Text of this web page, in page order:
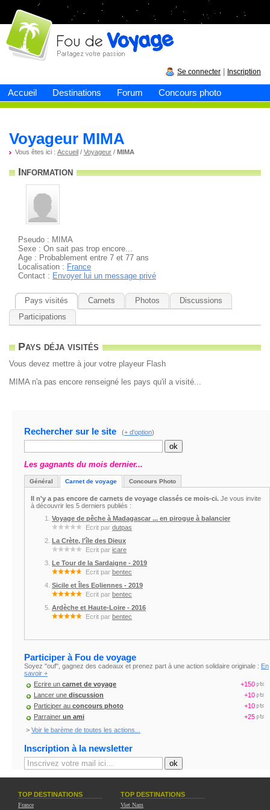
Accueil Destinations Forum Concours photo
Fou devoyage
Se connecter Inscription
Voyageur MIMA
Vous êtes ici : Accueil / Voyageur / MIMA
Information
Pseudo : MIMA
Sexe : On sait pas trop encore...
Age : Probablement entre 7 et 77 ans
Localisation : France
Contact : Envoyer lui un message privé
Pays visités Carnets Photos
Discussions
Participations
Pays déja visités
Vous devez mettre à jour votre playeur Flash
MIMA n'a pas encore renseigné les pays qu'il a visité...
Rechercher sur le site (+ d'option)
Les gagnants du mois dernier...
Général Carnet de voyage Concours Photo
Il n'y a pas encore de carnets de voyage classés ce mois-ci. Je vous invite
à découvrir les 5 derniers publiés :
Voyage de pêche à Madagascar ... en pirogue à balancier
Ecrit par dutpas
La Crète, l'île des Dieux
Ecrit par icare
Le Tour de la Sardaigne - 2019
Ecrit par bentec
Sicile et Îles Eoliennes - 2019
Ecrit par bentec
Ardèche et Haute-Loire - 2016
Ecrit par bentec
Participer à Fou de voyage
Soyez "ouf", gagnez des cadeaux et prenez part à une action solidaire originale : En
savoir +
Ecrire un carnet de voyage
+150
Lancer une discussion
+10
Participer au concours photo
+10
Parrainer un ami
+25
> Voir le barème de toutes les actions...
Inscription à la newsletter
TOP DESTINATIONS
France
TOP DESTINATIONS
Viet Nam